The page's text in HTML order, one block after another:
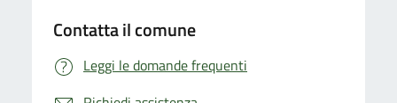
Contatta il comune
Leggi le domande frequenti